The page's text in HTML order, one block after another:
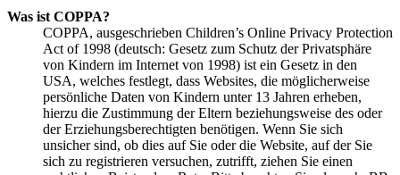
Was ist COPPA?
COPPA, ausgeschrieben Children’s Online Privacy Protection
Act of 1998 (deutsch: Gesetz zum Schutz der Privatsphäre
von Kindern im Internet von 1998) ist ein Gesetz in den
USA, welches festlegt, dass Websites, die möglicherweise
persönliche Daten von Kindern unter 13 Jahren erheben,
hierzu die Zustimmung der Eltern beziehungsweise des oder
der Erziehungsberechtigten benötigen. Wenn Sie sich
unsicher sind, ob dies auf Sie oder die Website, auf der Sie
sich zu registrieren versuchen, zutrifft, ziehen Sie einen